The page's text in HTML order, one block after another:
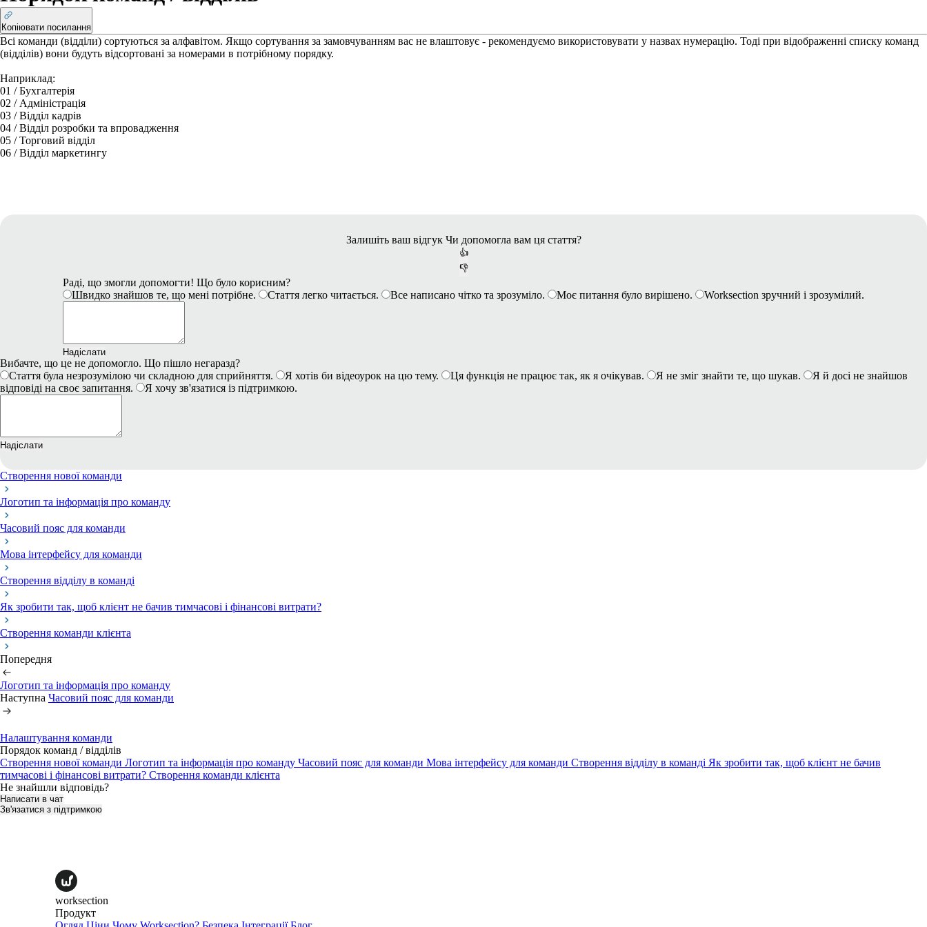
Копіювати посилання
Всі команди (відділи) сортуються за алфавітом. Якщо сортування за замовчуванням вас не влаштовує - рекомендуємо використовувати у назвах нумерацію. Тоді при відображенні списку команд
(відділів) вони будуть відсортовані за номерами в потрібному порядку.
Наприклад:
01 / Бухгалтерія
02 / Адміністрація
03 / Відділ кадрів
04 / Відділ розробки та впровадження
05 / Торговий відділ
06 / Відділ маркетингу
Залишіть ваш відгук Чи допомогла вам ця стаття?
👍
👎
Раді, що змогли допомогти! Що було корисним?
Швидко знайшов те, що мені потрібне.
Стаття легко читається. Все написано чітко та зрозуміло. Моє питання було вирішено. Worksection зручний і зрозумілий.
Надіслати
Вибачте, що це не допомогло. Що пішло негаразд?
Стаття була незрозумілою чи складною для сприйняття.
Я хотів би відеоурок на цю тему. Ця функція не працює так, як я очікував. Я не зміг знайти те, що шукав.
Я й досі не знайшов
відповіді на своє запитання.
Я хочу зв'язатися із підтримкою.
Надіслати
Створення нової команди
Логотип та інформація про команду
Часовий пояс для команди
Мова інтерфейсу для команди
Створення відділу в команді
Як зробити так, щоб клієнт не бачив тимчасові і фінансові витрати?
Створення команди клієнта
Попередня
Логотип та інформація про команду
Наступна Часовий пояс для команди
Налаштування команди
Порядок команд / відділів
Створення нової команди Логотип та інформація про команду Часовий пояс для команди Мова інтерфейсу для команди Створення відділу в команді Як зробити так, щоб клієнт не бачив
тимчасові і фінансові витрати? Створення команди клієнта
Не знайшли відповідь?
Написати в чат
Зв'язатися з підтримкою
worksection
Продукт